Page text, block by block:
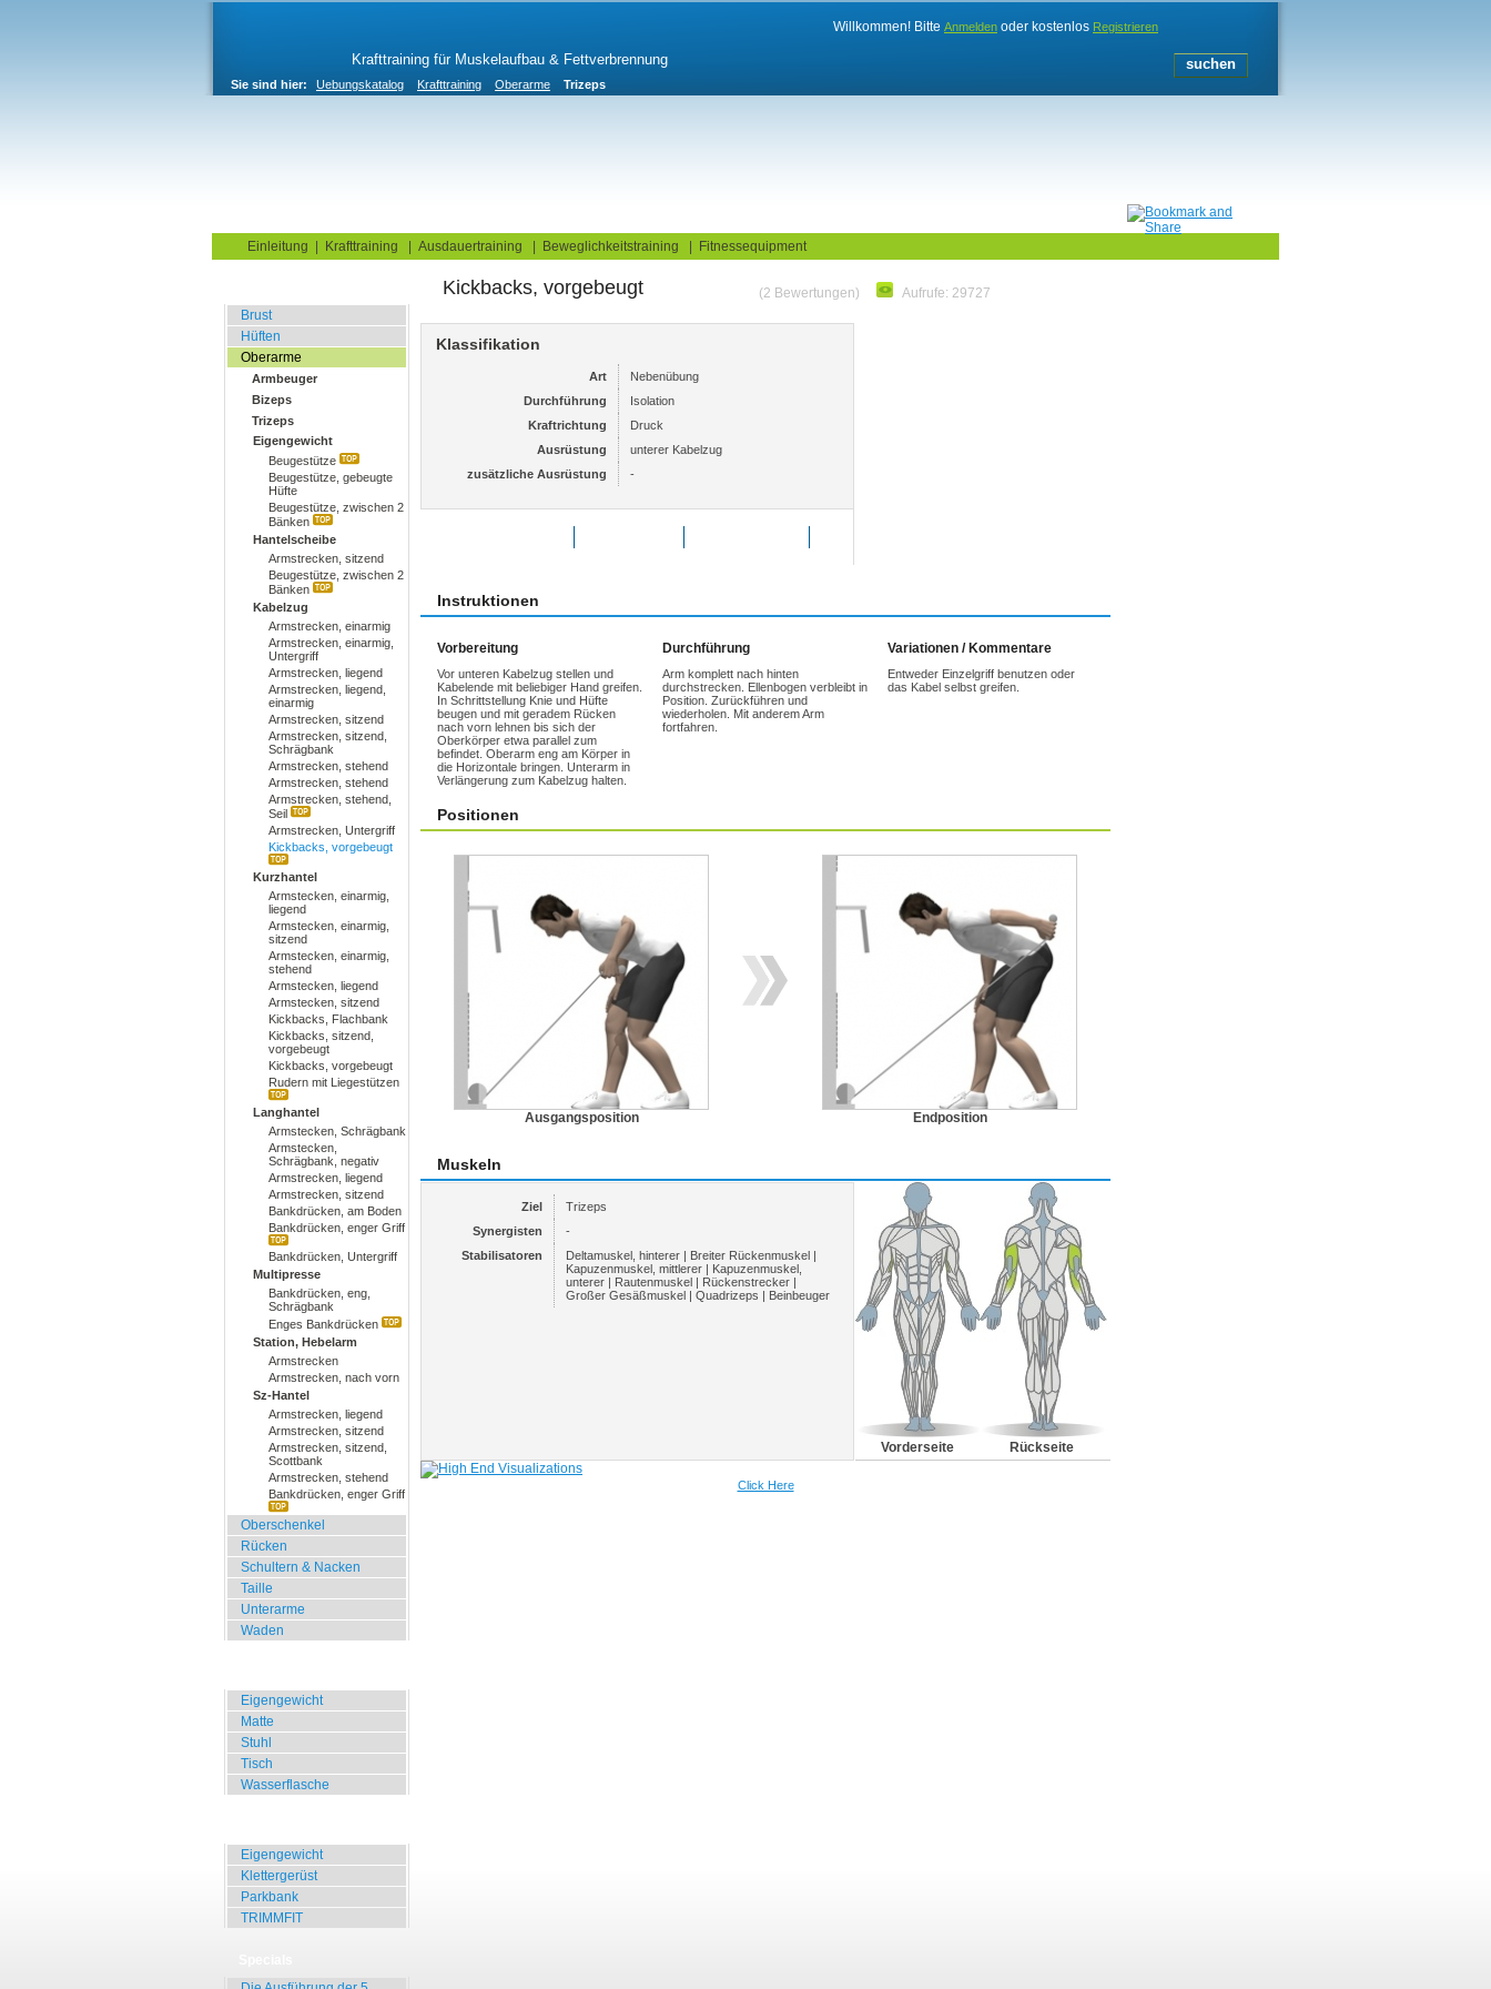
Krafttraining für Muskelaufbau & Fettverbrennung
Sie sind hier: Uebungskatalog Krafttraining Oberarme Trizeps
Willkommen! Bitte Anmelden oder kostenlos Registrieren
Einleitung Krafttraining Ausdauertraining Beweglichkeitstraining Fitnessequipment
Brust
Hüften
Oberarme
Armbeuger
Bizeps
Trizeps
Eigengewicht
Beugestütze
Beugestütze, gebeugte
Hüfte
Beugestütze, zwischen 2
Bänken
Hantelscheibe
Armstrecken, sitzend
Beugestütze, zwischen 2
Bänken
Kabelzug
Armstrecken, einarmig
Armstrecken, einarmig,
Untergriff
Armstrecken, liegend
Armstrecken, liegend,
einarmig
Armstrecken, sitzend
Armstrecken, sitzend,
Schrägbank
Armstrecken, stehend
Armstrecken, stehend
Armstrecken, stehend,
Seil
Armstrecken, Untergriff
Kickbacks, vorgebeugt
Kurzhantel
Armstecken, einarmig,
liegend
Armstecken, einarmig,
sitzend
Armstecken, einarmig,
stehend
Armstecken, liegend
Armstecken, sitzend
Kickbacks, Flachbank
Kickbacks, sitzend,
vorgebeugt
Kickbacks, vorgebeugt
Rudern mit Liegestützen
Langhantel
Armstecken, Schrägbank
Armstecken,
Schrägbank, negativ
Armstrecken, liegend
Armstrecken, sitzend
Bankdrücken, am Boden
Bankdrücken, enger Griff
Bankdrücken, Untergriff
Multipresse
Bankdrücken, eng,
Schrägbank
Enges Bankdrücken
Station, Hebelarm
Armstrecken
Armstrecken, nach vorn
Sz-Hantel
Armstrecken, liegend
Armstrecken, sitzend
Armstrecken, sitzend,
Scottbank
Armstrecken, stehend
Bankdrücken, enger Griff
Oberschenkel
Rücken
Schultern & Nacken
Taille
Unterarme
Waden
Eigengewicht
Matte
Stuhl
Tisch
Wasserflasche
Eigengewicht
Klettergerüst
Parkbank
TRIMMFIT
Kickbacks, vorgebeugt (2 Bewertungen) Aufrufe: 29727
Klassifikation
Art
Nebenübung
Durchführung
Isolation
Kraftrichtung
Druck
Ausrüstung
unterer Kabelzug
zusätzliche Ausrüstung
-
Instruktionen
Vorbereitung
Vor unteren Kabelzug stellen und
Kabelende mit beliebiger Hand greifen.
In Schrittstellung Knie und Hüfte
beugen und mit geradem Rücken
nach vorn lehnen bis sich der
Oberkörper etwa parallel zum
befindet. Oberarm eng am Körper in
die Horizontale bringen. Unterarm in
Verlängerung zum Kabelzug halten.
Durchführung
Arm komplett nach hinten
durchstrecken. Ellenbogen verbleibt in
Position. Zurückführen und
wiederholen. Mit anderem Arm
fortfahren.
Variationen / Kommentare
Entweder Einzelgriff benutzen oder
das Kabel selbst greifen.
Positionen
Ausgangsposition Endposition
Muskeln
Ziel
Trizeps
Synergisten
-
Stabilisatoren
Deltamuskel, hinterer | Breiter Rückenmuskel |
Kapuzenmuskel, mittlerer | Kapuzenmuskel,
unterer | Rautenmuskel | Rückenstrecker |
Großer Gesäßmuskel | Quadrizeps | Beinbeuger
Vorderseite Rückseite
Click Here